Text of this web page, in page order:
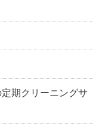
期クリーニングサ